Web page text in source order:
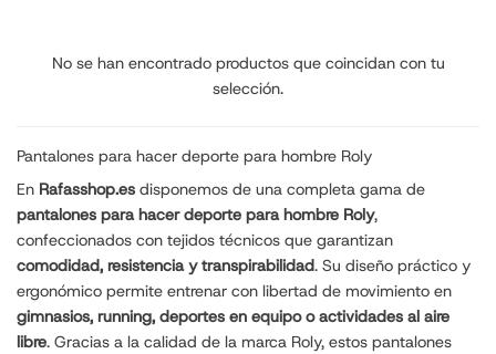
No se han encontrado productos que coincidan con tu
selección.
Pantalones para hacer deporte para hombre Roly
En Rafasshop.es disponemos de una completa gama de
pantalones para hacer deporte para hombre Roly,
confeccionados con tejidos técnicos que garantizan
comodidad, resistencia y transpirabilidad. Su diseño práctico y
ergonómico permite entrenar con libertad de movimiento en
gimnasios, running, deportes en equipo o actividades al aire
libre. Gracias a la calidad de la marca Roly, estos pantalones